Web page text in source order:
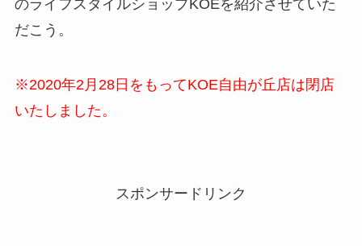
のライフスタイルショップKOEを紹介させていた
だこう。
※2020年2月28日をもってKOE自由が丘店は閉店
いたしました。
スポンサードリンク